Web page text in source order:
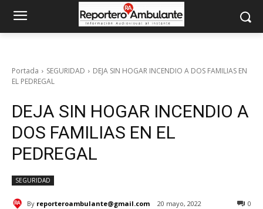
Portada SEGURIDAD
DEJA SIN HOGAR INCENDIO A DOS FAMILIAS EN
EL PEDREGAL
DEJA SIN HOGAR INCENDIO A
DOS FAMILIAS EN EL
PEDREGAL
SEGURIDAD
By reporteroambulante@gmail.com 20 mayo, 2022 0